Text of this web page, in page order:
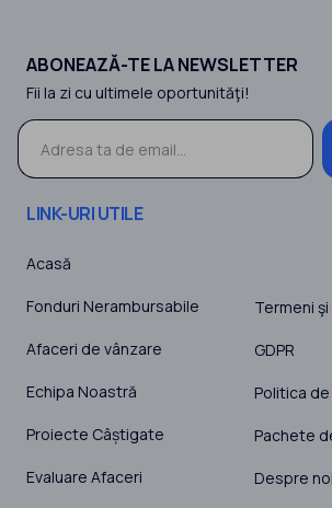
ABONEAZĂ-TE LA NEWSLETTER
Fii la zi cu ultimele oportunităţi!
LINK-URI UTILE
Acasă
Fonduri Nerambursabile
Afaceri de vânzare
Echipa Noastră
Proiecte Câștigate
Evaluare Afaceri
Termeni
GDPR
Politica
Pachete
Despre noi